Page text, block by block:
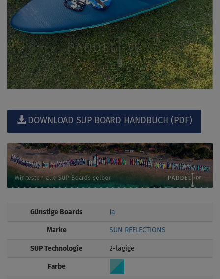
DOWNLOAD SUP BOARD HANDBUCH (PDF)
Günstige Boards Ja
Marke SUN REFLECTIONS
SUP Technologie 2-lagige
Farbe